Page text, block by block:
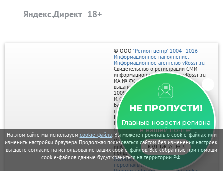
На этом сайте мы используем cookie-файлы. Вы можете прочитать о cookie-файлах или
изменить настройки браузера. Продолжая пользоваться сайтом без изменения настроек,
вы даете согласие на использование ваших cookie-файлов. Все собранные при помощи
cookie-файлов данные будут храниться на территории РФ.
Яндекс.Директ
НЕ ПРОПУСТИ!
Главные новости региона
в вашей почте!
ПОДПИСАТЬСЯ
© ООО "Регион центр" 2004 - 2026
Информационное наполнение:
Информационное агентство vRossii.ru
Свидетельство о регистрации СМИ
информационного агентства vRossii.ru
ИА № ФС 77‑35502
выдано РОСКОМНАДЗОРом 04 марта
2009г.
И. О. Главного редактора Нарыков А. Н.
Баннеры на портале размещаются на
правах рекламы.
Реклама на портале:
Рекламное агентство "Умный маркетинг"
тел. 7-910-267-70-40,
email: umnyy.marketing@yandex.ru
Отдельные публикации могут содержать
информацию, не предназначенную для
пользователей до 18 лет.
Политика в отношении обработки
персональных данных